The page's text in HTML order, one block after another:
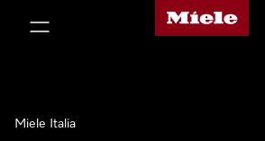
Homepage di Miele
Miele Italia